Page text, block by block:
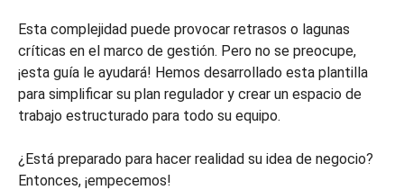
Esta complejidad puede provocar retrasos o lagunas
críticas en el marco de gestión. Pero no se preocupe,
¡esta guía le ayudará! Hemos desarrollado esta plantilla
para simplificar su plan regulador y crear un espacio de
trabajo estructurado para todo su equipo.
¿Está preparado para hacer realidad su idea de negocio?
Entonces, ¡empecemos!